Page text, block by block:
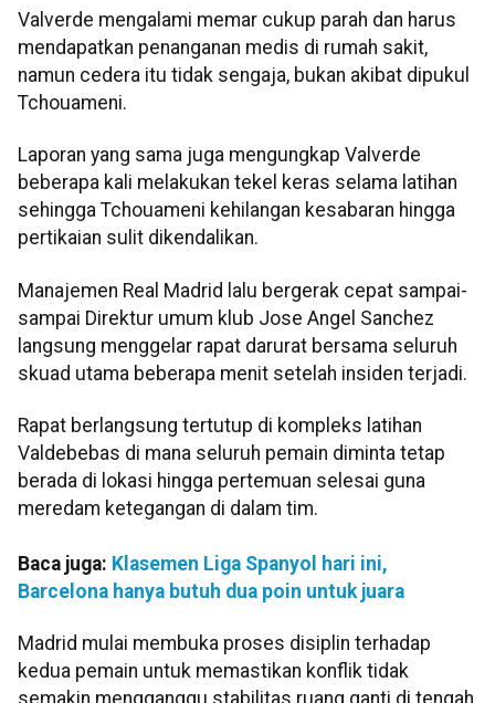
Valverde mengalami memar cukup parah dan harus
mendapatkan penanganan medis di rumah sakit,
namun cedera itu tidak sengaja, bukan akibat dipukul
Tchouameni.
Laporan yang sama juga mengungkap Valverde
beberapa kali melakukan tekel keras selama latihan
sehingga Tchouameni kehilangan kesabaran hingga
pertikaian sulit dikendalikan.
Manajemen Real Madrid lalu bergerak cepat sampai-
sampai Direktur umum klub Jose Angel Sanchez
langsung menggelar rapat darurat bersama seluruh
skuad utama beberapa menit setelah insiden terjadi.
Rapat berlangsung tertutup di kompleks latihan
Valdebebas di mana seluruh pemain diminta tetap
berada di lokasi hingga pertemuan selesai guna
meredam ketegangan di dalam tim.
Baca juga: Klasemen Liga Spanyol hari ini,
Barcelona hanya butuh dua poin untuk juara
Madrid mulai membuka proses disiplin terhadap
kedua pemain untuk memastikan konflik tidak